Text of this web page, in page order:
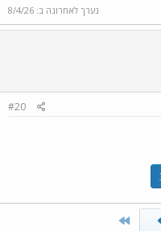
נערך לאחרונה ב: 8/4/26
#20